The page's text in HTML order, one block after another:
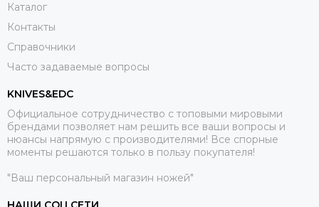
Каталог
Контакты
Справочники
Часто задаваемые вопросы
KNIVES&EDC
Официальное сотрудничество с топовыми мировыми
брендами позволяет нам решить все ваши вопросы и
нюансы напрямую с производителями! Все спорные
моменты решаются только в пользу покупателя!
"Ваш персональный магазин ножей"